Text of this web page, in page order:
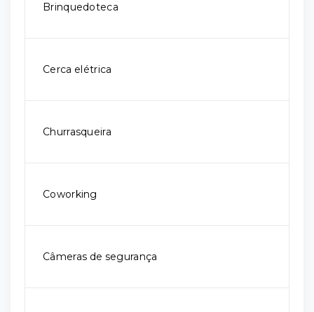
Brinquedoteca
Cerca elétrica
Churrasqueira
Coworking
Câmeras de segurança